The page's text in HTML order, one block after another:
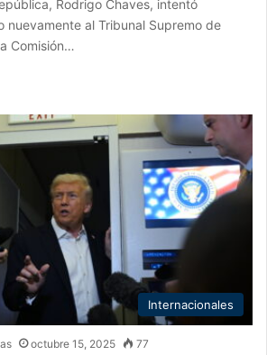
Rodrigo Chaves, intentó
nuevamente al Tribunal Supremo de
Comisión…
Internacionales
octubre 15, 2025 77